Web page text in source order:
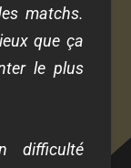
matchs.
que ça
le plus
difficulté